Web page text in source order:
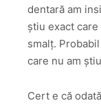
dentară am
știu exact
smalț.
care nu am
Cert e că